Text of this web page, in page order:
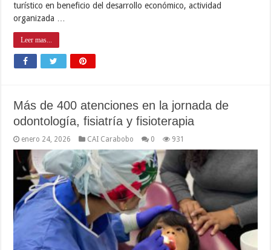
turístico en beneficio del desarrollo económico, actividad
organizada …
Leer mas...
Más de 400 atenciones en la jornada de
odontología, fisiatría y fisioterapia
enero 24, 2026 CAI Carabobo 0 931